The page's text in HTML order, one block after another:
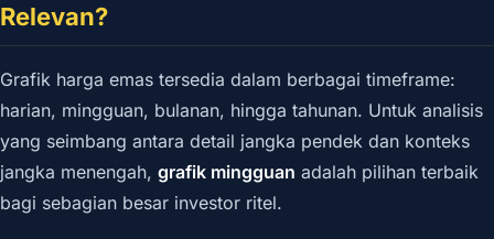
Relevan?
Grafik harga emas tersedia dalam berbagai timeframe:
harian, mingguan, bulanan, hingga tahunan. Untuk analisis
yang seimbang antara detail jangka pendek dan konteks
jangka menengah, grafik mingguan adalah pilihan terbaik
bagi sebagian besar investor ritel.